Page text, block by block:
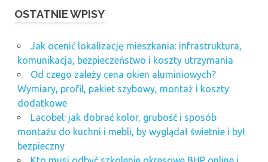
OSTATNIE WPISY
Jak ocenić lokalizację mieszkania: infrastruktura,
komunikacja, bezpieczeństwo i koszty utrzymania
Od czego zależy cena okien aluminiowych?
Wymiary, profil, pakiet szybowy, montaż i koszty
dodatkowe
Lacobel: jak dobrać kolor, grubość i sposób
montażu do kuchni i mebli, by wyglądał świetnie i był
bezpieczny